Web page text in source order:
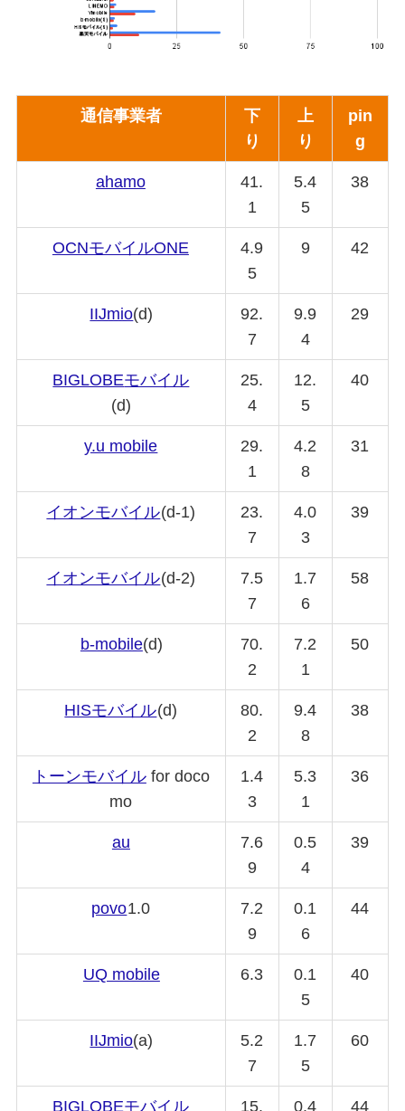
通信事業者
下
り
上
り
pin
g
ahamo
41.
1
5.4
5
38
OCNモバイルONE
4.9
5
9 42
IIJmio(d)
92.
7
9.9
4
29
BIGLOBEモバイル
(d)
25.
4
12.
5
40
y.u mobile
29.
1
4.2
8
31
イオンモバイル(d-1)
23.
7
4.0
3
39
イオンモバイル(d-2)
7.5
7
1.7
6
58
b-mobile(d)
70.
2
7.2
1
50
HISモバイル(d)
80.
2
9.4
8
38
トーンモバイルfor doco
mo
1.4
3
5.3
1
36
au
7.6
9
0.5
4
39
povo1.0
7.2
9
0.1
6
44
UQ mobile 6.3
0.1
5
40
IIJmio(a)
5.2
7
1.7
5
60
BIGLOBEモバイル 15. 0.4 44